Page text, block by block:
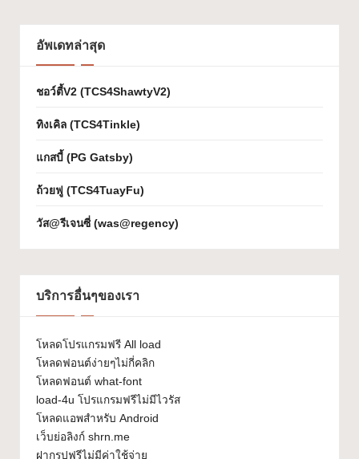
โ
ป
ร
เจ
ก
ต์
h
-
F
o
n
t
อัพเดทล่าสุด
ชอว์ตี้V2 (TCS4ShawtyV2)
ทิงเคิล (TCS4Tinkle)
แกสบี้ (PG Gatsby)
ถ้วยฟู (TCS4TuayFu)
วัส@รีเจนซี่ (was@regency)
บริการอื่นๆของเรา
โหลดโปรแกรมฟรี All load
โหลดฟอนต์ง่ายๆไม่กี่คลิก
โหลดฟอนต์ what-font
load-4u โปรแกรมฟรีไม่มีไวรัส
โหลดแอพสำหรับ Android
เว็บย่อลิงก์ shrn.me
ฝากรูปฟรีไม่มีค่าใช้จ่าย